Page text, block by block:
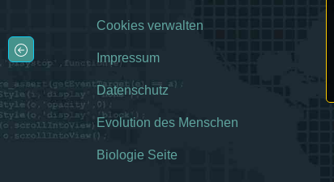
Cookies verwalten
Impressum
Datenschutz
Evolution des Menschen
Biologie Seite